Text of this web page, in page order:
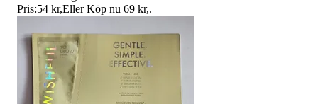
Pris:54 kr,Eller Köp nu 69 kr,.